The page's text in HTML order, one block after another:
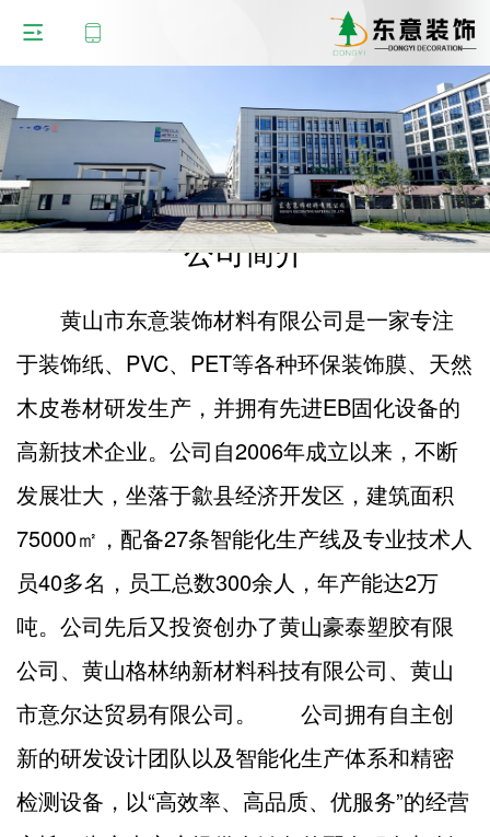
公司简介
黄山市东意装饰材料有限公司是一家专注
于装饰纸、PVC、PET等各种环保装饰膜、天然
木皮卷材研发生产，并拥有先进EB固化设备的
高新技术企业。公司自2006年成立以来，不断
发展壮大，坐落于歙县经济开发区，建筑面积
75000㎡，配备27条智能化生产线及专业技术人
员40多名，员工总数300余人，年产能达2万
吨。公司先后又投资创办了黄山豪泰塑胶有限
公司、黄山格林纳新材料科技有限公司、黄山
市意尔达贸易有限公司。 公司拥有自主创
新的研发设计团队以及智能化生产体系和精密
检测设备，以“高效率、高品质、优服务”的经营